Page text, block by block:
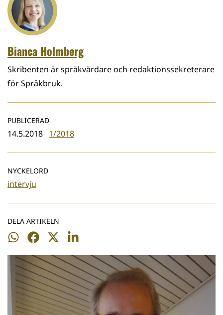
Bianca Holmberg
Skribenten är språkvårdare och redaktionssekreterare
för Språkbruk.
PUBLICERAD
14.5.2018 1/2018
NYCKELORD
intervju
DELA ARTIKELN
Dela
WhatsApp
Dela
Facebook
Dela
Twitter
Dela
LinkedIn